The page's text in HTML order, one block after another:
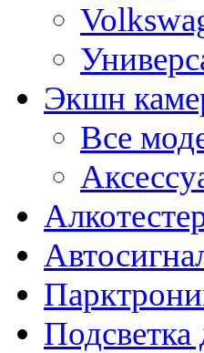
Экшн
Все
Подсветка